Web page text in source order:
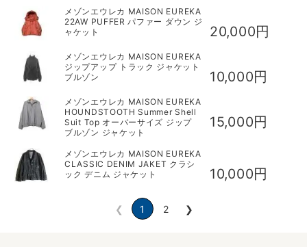
メゾンエウレカ MAISON EUREKA
22AW PUFFER パファー ダウン ジ
ャケット
20,000円
メゾンエウレカ MAISON EUREKA
ジップアップ トラック ジャケット
ブルゾン
10,000円
メゾンエウレカ MAISON EUREKA
HOUNDSTOOTH Summer Shell
Suit Top オーバーサイズ ジップ
ブルゾン ジャケット
15,000円
メゾンエウレカ MAISON EUREKA
CLASSIC DENIM JAKET クラシ
ック デニム ジャケット
10,000円
❮ 1 2 ❯